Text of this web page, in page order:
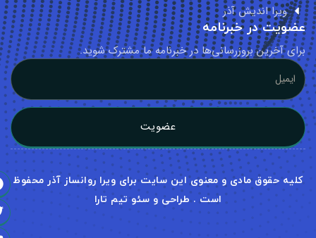
در خبرنامه ما مشترک شوید.
و معنوی این سایت برای ویرا روانساز آذر محفوظ
است . طراحی و سئو تیم تارا